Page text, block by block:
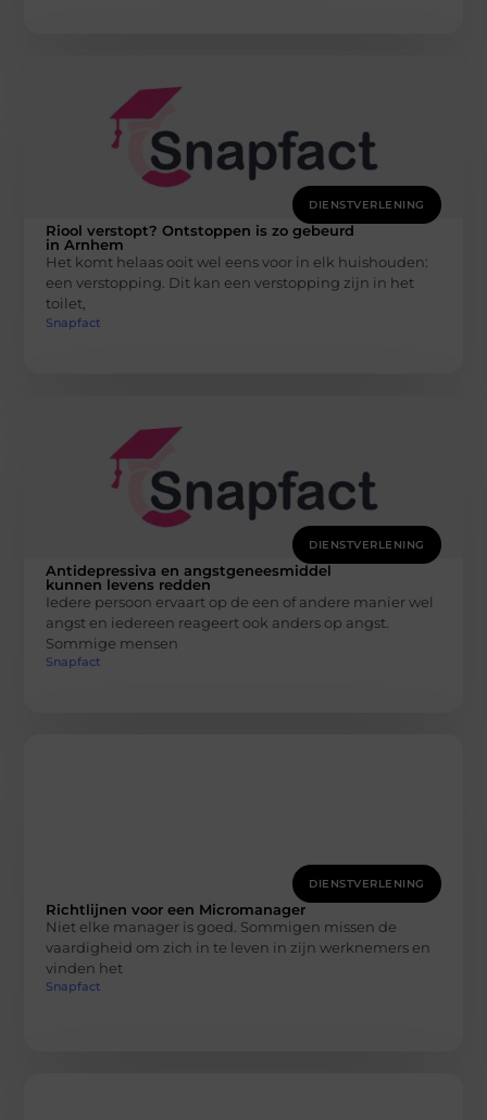
DIENSTVERLENING
Riool verstopt? Ontstoppen is zo gebeurd
in Arnhem
Het komt helaas ooit wel eens voor in elk huishouden:
een verstopping. Dit kan een verstopping zijn in het
toilet,
Snapfact
DIENSTVERLENING
Antidepressiva en angstgeneesmiddel
kunnen levens redden
Iedere persoon ervaart op de een of andere manier wel
angst en iedereen reageert ook anders op angst.
Sommige mensen
Snapfact
DIENSTVERLENING
Richtlijnen voor een Micromanager
Niet elke manager is goed. Sommigen missen de
vaardigheid om zich in te leven in zijn werknemers en
vinden het
Snapfact